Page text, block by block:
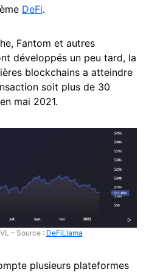
DeFi.
Fantom et autres
développés un peu tard, la
blockchains a atteindre
soit plus de 30
mai 2021.
– Source : DeFiLlama
plusieurs plateformes